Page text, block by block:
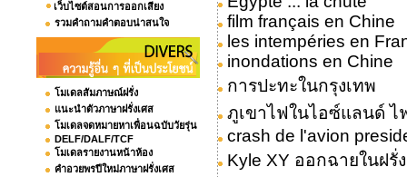
เว็บไซต์สอนการออกเสียง
รวมคำถามคำตอบน่าสนใจ
โมเดลสัมภาษณ์ฝรั่ง
แนะนำตัวภาษาฝรั่งเศส
โมเดลจดหมายหาเพื่อนฉบับวัยรุ่น
DELF/DALF/TCF
โมเดลรายงานหน้าห้อง
คำอวยพรปีใหม่ภาษาฝรั่งเศส
film français en Chine
les intempéries en
inondations en Chine
การปะทะในกรุงเทพ
ภูเขาไฟในไอซ์แลนด์ ไ
crash de l'avion
Kyle XY ออกฉายในฝรั่